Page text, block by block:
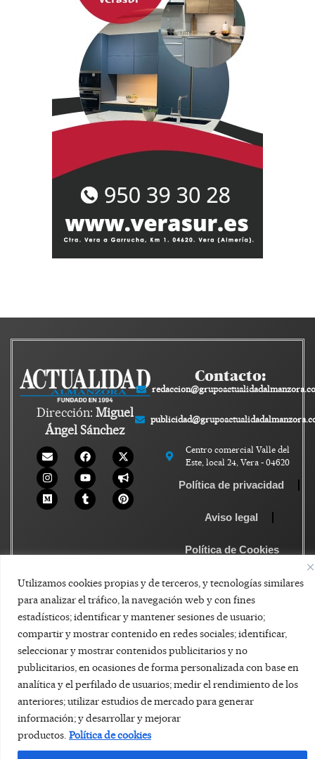
Utilizamos cookies propias y de terceros, y tecnologías similares
para analizar el tráfico, la navegación web y con fines
estadísticos; identificar y mantener sesiones de usuario;
compartir y mostrar contenido en redes sociales; identificar,
seleccionar y mostrar contenidos publicitarios y no
publicitarios, en ocasiones de forma personalizada con base en
analítica y el perfilado de usuarios; medir el rendimiento de los
anteriores; utilizar estudios de mercado para generar
información; y desarrollar y mejorar
productos. Política de cookies
Dirección: Miguel
Ángel Sánchez
Contacto:
Centro comercial Valle del
Este, local 24, Vera - 04620
Política de privacidad
Aviso legal
Política de Cookies